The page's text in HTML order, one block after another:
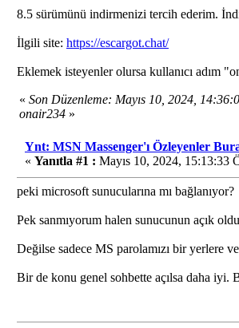
8.5 sürümünü indirmenizi tercih ederim.
İlgili site: https://escargot.chat/
Eklemek isteyenler olursa kullanıcı adım
« Son Düzenleme: Mayıs 10, 2024,
onair234 »
Ynt: MSN Massenger'ı Özleyenler
« Yanıtla #1 : Mayıs 10, 2024, 15:13:33
peki microsoft sunucularına mı bağlanıyor?
Pek sanmıyorum halen sunucunun açık
Değilse sadece MS parolamızı bir yerlere
Bir de konu genel sohbette açılsa daha iyi.